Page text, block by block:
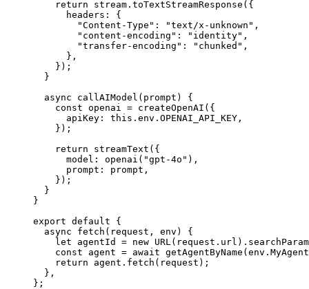
return
stream . toTextStreamResponse ( {
headers :
{
"Content-Type" : "text/x-unknown" ,
"content-encoding" : "identity" ,
"transfer-encoding" : "chunked" ,
},
} ) ;
}
async
callAIModel ( prompt )
{
const openai = createOpenAI ( {
apiKey : this . env . OPENAI_API_KEY ,
} ) ;
return
streamText ( {
model : openai ( "gpt-4o" ) ,
prompt : prompt ,
} ) ;
}
}
export default
{
async
fetch ( request , env )
{
let
agentId = new URL ( request . url ) .
const
agent = await getAgentByName ( env . MyAgent
return
agent . fetch ( request ) ;
},
};